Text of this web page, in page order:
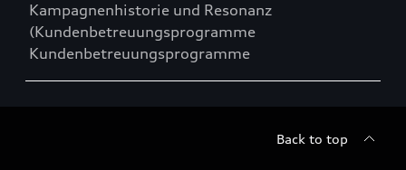
Kampagnenhistorie und Resonanz
(Kundenbetreuungsprogramme
Kundenbetreuungsprogramme
Back to top